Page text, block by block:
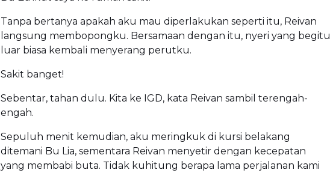
Tanpa bertanya apakah aku mau diperlakukan seperti itu, Reivan
langsung membopongku. Bersamaan dengan itu, nyeri yang begitu
luar biasa kembali menyerang perutku.
Sakit banget!
Sebentar, tahan dulu. Kita ke IGD, kata Reivan sambil terengah-
engah.
Sepuluh menit kemudian, aku meringkuk di kursi belakang
ditemani Bu Lia, sementara Reivan menyetir dengan kecepatan
yang membabi buta. Tidak kuhitung berapa lama perjalanan kami